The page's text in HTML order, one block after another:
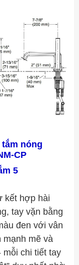
nóng
CP
5
kết hợp hài
tay vặn bằng
đen với vân
mạnh mẽ và
mỗi chi tiết tay